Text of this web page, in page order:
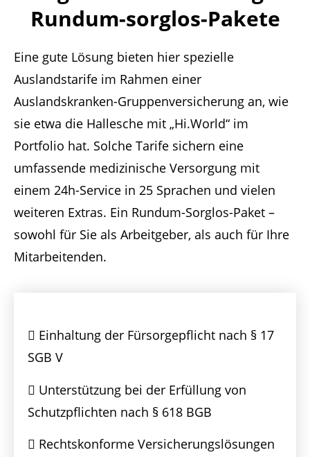
Rundum-sorglos-Pakete
Eine gute Lösung bieten hier spezielle
Auslandstarife im Rahmen einer
Auslandskranken-Gruppenversicherung an, wie
sie etwa die Hallesche mit „Hi.World“ im
Portfolio hat. Solche Tarife sichern eine
umfassende medizinische Versorgung mit
einem 24h-Service in 25 Sprachen und vielen
weiteren Extras. Ein Rundum-Sorglos-Paket –
sowohl für Sie als Arbeitgeber, als auch für Ihre
Mitarbeitenden.
Einhaltung der Fürsorgepflicht nach § 17
SGB V
Unterstützung bei der Erfüllung von
Schutzpflichten nach § 618 BGB
Rechtskonforme Versicherungslösungen